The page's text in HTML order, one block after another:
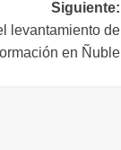
Siguiente:
levantamiento de
en Ñuble